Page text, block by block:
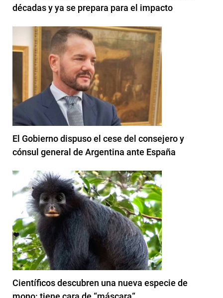
décadas y ya se prepara para el impacto
El Gobierno dispuso el cese del consejero y
cónsul general de Argentina ante España
Científicos descubren una nueva especie de